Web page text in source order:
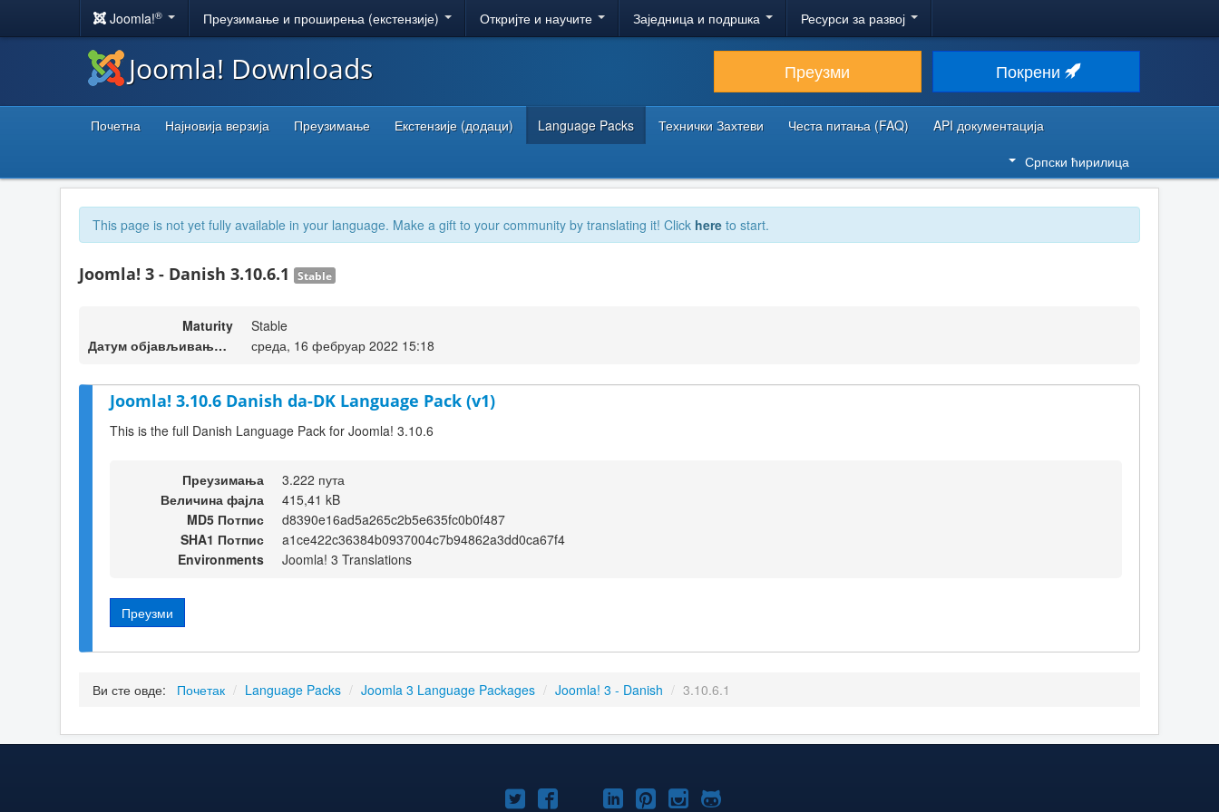
Joomla!® Преузимање и проширења (екстензије) Откријте и научите Заједница и подршка Ресурси за развој
Joomla! Downloads Преузми Покрени
Почетна Најновија верзија Преузимање Екстензије (додаци) Language Packs Технички Захтеви Честа питања (FAQ)
API документација
Српски ћирилица
This page is not yet fully available in your language. Make a gift to your community by translating it! Click here to start.
Joomla! 3 - Danish 3.10.6.1 Stable
Maturity
Stable
Датум објављивања верзије
среда, 16 фебруар 2022 15:18
Joomla! 3.10.6 Danish da-DK Language Pack (v1)
This is the full Danish Language Pack for Joomla! 3.10.6
Преузимања
3.222 пута
Величина фајла
415,41 kB
MD5 Потпис
d8390e16ad5a265c2b5e635fc0b0f487
SHA1 Потпис
a1ce422c36384b0937004c7b94862a3dd0ca67f4
Environments
Joomla! 3 Translations
Преузми
Ви сте овде: Почетак / Language Packs / Joomla 3 Language Packages / Joomla! 3 - Danish / 3.10.6.1
Joomla!Joomla!Joomla!
Joomla!Joomla!
Joomla!Joomla!